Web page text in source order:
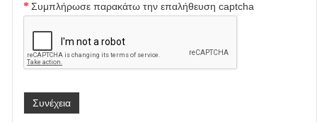
Συμπλήρωσε παρακάτω την επαλήθευση captcha
Συνέχεια